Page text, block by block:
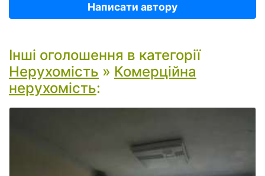
Написати автору
Інші оголошення в категорії
Нерухомість » Комерційна
нерухомість: